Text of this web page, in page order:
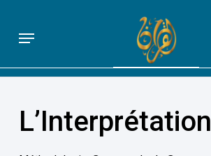
main
content
QUE DIT VRAIMENT LE CORAN
Menu
L’Interprétation